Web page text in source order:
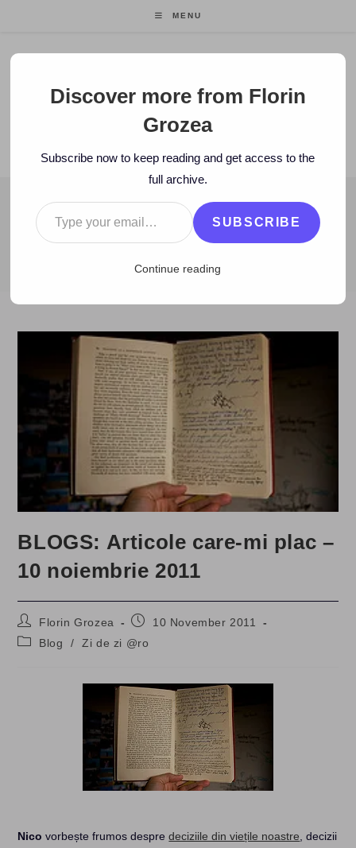
MENU
Florin Grozea
ENTREPRENEUR. FOUNDER/CEO MOCAPP.
BLOG
2011 > November > 10 > Blog BLOGS: Articole care-mi plac –
BLOGS: Articole care-mi plac –
10 noiembrie 2011
Post
author:
Florin Grozea
Post10 November 2011
PostBlog / Zi de zi @ro
Nico vorbește frumos despredeciziile din viețile noastre , decizii
Discover more from Florin
Grozea
Subscribe now to keep reading and get access to the
full archive.
Type your email…
SUBSCRIBE
Continue reading